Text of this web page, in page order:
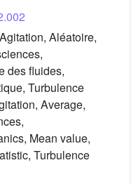
Aléatoire,
des fluides,
Turbulence
Average,
Mean value,
Turbulence